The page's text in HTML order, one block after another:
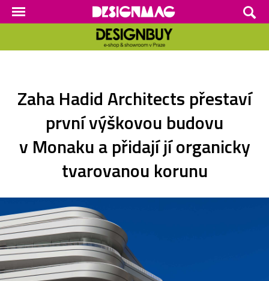
Zaha Hadid Architects přestaví
první výškovou budovu
v Monaku a přidají jí organicky
tvarovanou korunu